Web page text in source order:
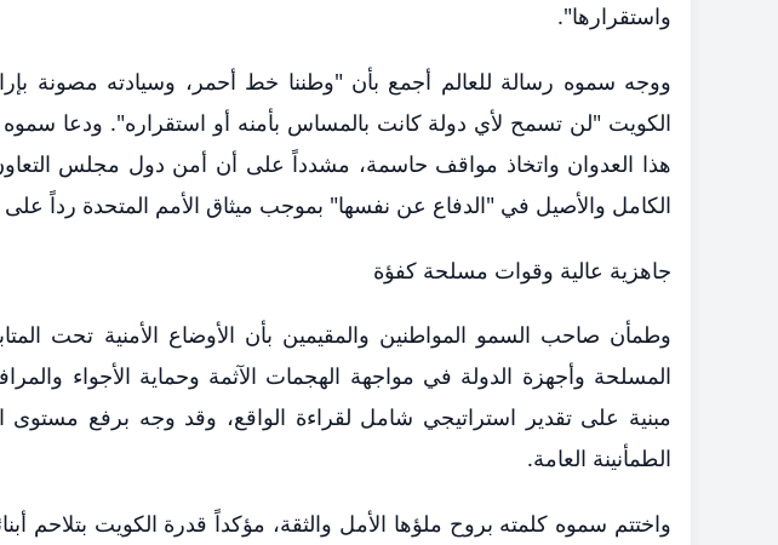
واستقرارها".
​ووجه سموه رسالة للعالم أجمع بأن "وطننا خط أحمر، وسيادته مصونة
الكويت "لن تسمح لأي دولة كانت بالمساس بأمنه أو استقراره". ودعا سموه
هذا العدوان واتخاذ مواقف حاسمة، مشدداً على أن أمن دول مجلس
الكامل والأصيل في "الدفاع عن نفسها" بموجب ميثاق الأمم المتحدة رداً على
​جاهزية عالية وقوات مسلحة كفؤة
وطمأن صاحب السمو المواطنين والمقيمين بأن الأوضاع الأمنية تحت
المسلحة وأجهزة الدولة في مواجهة الهجمات الآثمة وحماية الأجواء
مبنية على تقدير استراتيجي شامل لقراءة الواقع، وقد وجه برفع مستوى
الطمأنينة العامة.
​واختتم سموه كلمته بروح ملؤها الأمل والثقة، مؤكداً قدرة الكويت بتلاحم